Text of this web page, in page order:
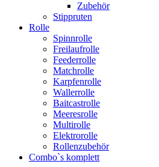
Zubehör
Stippruten
Rolle
Spinnrolle
Freilaufrolle
Feederrolle
Matchrolle
Karpfenrolle
Wallerrolle
Baitcastrolle
Meeresrolle
Multirolle
Elektrorolle
Rollenzubehör
Combo`s komplett